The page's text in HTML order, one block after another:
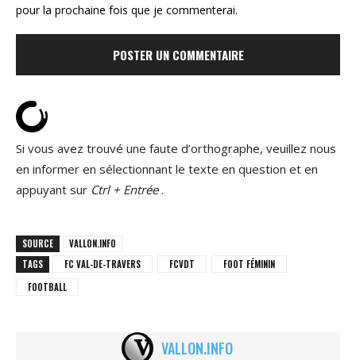
pour la prochaine fois que je commenterai.
Si vous avez trouvé une faute d’orthographe, veuillez nous
en informer en sélectionnant le texte en question et en
appuyant sur Ctrl + Entrée.
SOURCE
VALLON.INFO
TAGS
FC VAL-DE-TRAVERS FCVDT
FOOT FÉMININ
FOOTBALL
VALLON.INFO